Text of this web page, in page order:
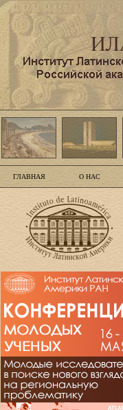
ГЛАВНАЯ О НАС